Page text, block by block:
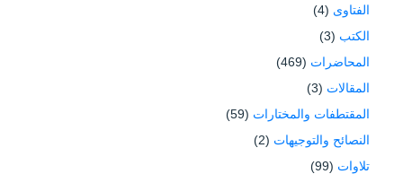
الفتاوى (4)
الكتب (3)
المحاضرات (469)
المقالات (3)
المقتطفات والمختارات (59)
النصائح والتوجيهات (2)
تلاوات (99)